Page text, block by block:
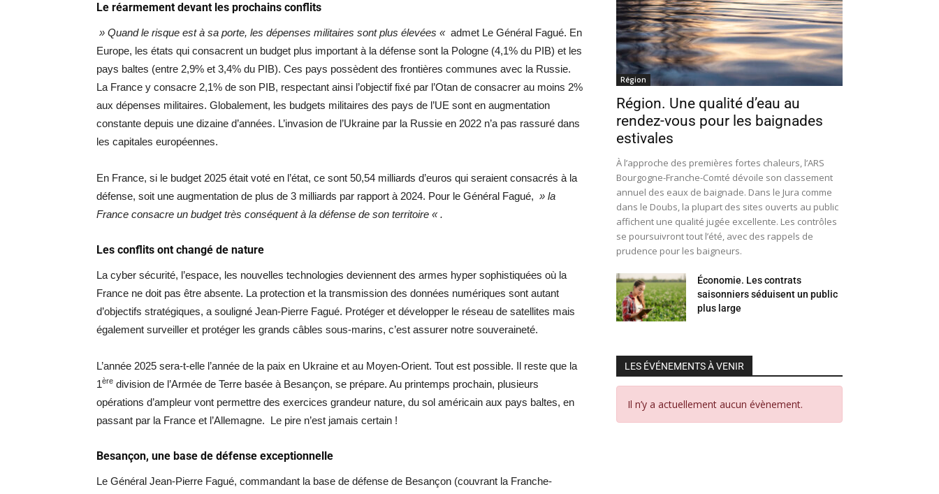
Le réarmement devant les prochains conflits
» Quand le risque est à sa porte, les dépenses militaires sont plus élevées « admet Le Général Fagué. En
Europe, les états qui consacrent un budget plus important à la défense sont la Pologne (4,1% du PIB) et les
pays baltes (entre 2,9% et 3,4% du PIB). Ces pays possèdent des frontières communes avec la Russie.
La France y consacre 2,1% de son PIB, respectant ainsi l’objectif fixé par l’Otan de consacrer au moins 2%
aux dépenses militaires. Globalement, les budgets militaires des pays de l’UE sont en augmentation
constante depuis une dizaine d’années. L’invasion de l’Ukraine par la Russie en 2022 n’a pas rassuré dans
les capitales européennes.
En France, si le budget 2025 était voté en l’état, ce sont 50,54 milliards d’euros qui seraient consacrés à la
défense, soit une augmentation de plus de 3 milliards par rapport à 2024. Pour le Général Fagué, » la
France consacre un budget très conséquent à la défense de son territoire « .
Les conflits ont changé de nature
La cyber sécurité, l’espace, les nouvelles technologies deviennent des armes hyper sophistiquées où la
France ne doit pas être absente. La protection et la transmission des données numériques sont autant
d’objectifs stratégiques, a souligné Jean-Pierre Fagué. Protéger et développer le réseau de satellites mais
également surveiller et protéger les grands câbles sous-marins, c’est assurer notre souveraineté.
L’année 2025 sera-t-elle l’année de la paix en Ukraine et au Moyen-Orient. Tout est possible. Il reste que la
1ère division de l’Armée de Terre basée à Besançon, se prépare. Au printemps prochain, plusieurs
opérations d’ampleur vont permettre des exercices grandeur nature, du sol américain aux pays baltes, en
passant par la France et l’Allemagne. Le pire n’est jamais certain !
Besançon, une base de défense exceptionnelle
Le Général Jean-Pierre Fagué, commandant la base de défense de Besançon (couvrant la Franche-
Région
Région. Une qualité d’eau au
rendez-vous pour les baignades
estivales
À l’approche des premières fortes chaleurs, l’ARS
Bourgogne-Franche-Comté dévoile son classement
annuel des eaux de baignade. Dans le Jura comme
dans le Doubs, la plupart des sites ouverts au public
affichent une qualité jugée excellente. Les contrôles
se poursuivront tout l’été, avec des rappels de
prudence pour les baigneurs.
Économie. Les contrats
saisonniers séduisent un public
plus large
LES ÉVÉNEMENTS À VENIR
Il n’y a actuellement aucun évènement.